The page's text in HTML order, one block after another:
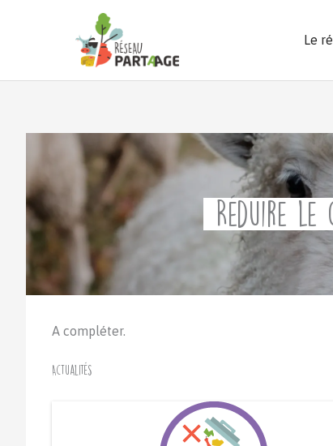
Le
Réduire
A compléter.
Actualités